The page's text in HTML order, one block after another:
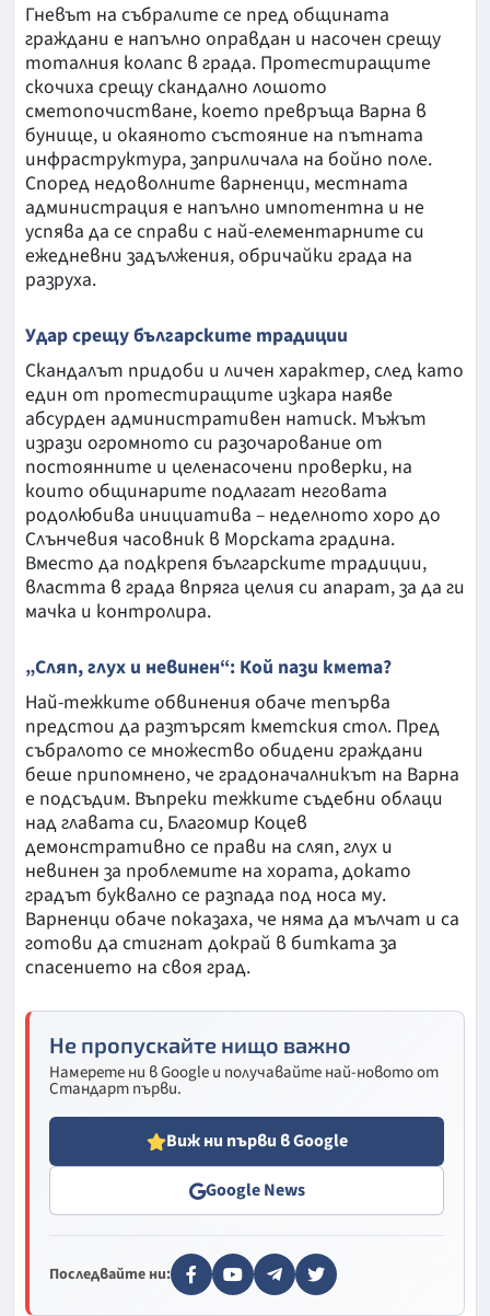
Гневът на събралите се пред общината
граждани е напълно оправдан и насочен срещу
тоталния колапс в града. Протестиращите
скочиха срещу скандално лошото
сметопочистване, което превръща Варна в
бунище, и окаяното състояние на пътната
инфраструктура, заприличала на бойно поле.
Според недоволните варненци, местната
администрация е напълно импотентна и не
успява да се справи с най-елементарните си
ежедневни задължения, обричайки града на
разруха.
Удар срещу българските традиции
Скандалът придоби и личен характер, след като
един от протестиращите изкара наяве
абсурден административен натиск. Мъжът
изрази огромното си разочарование от
постоянните и целенасочени проверки, на
които общинарите подлагат неговата
родолюбива инициатива – неделното хоро до
Слънчевия часовник в Морската градина.
Вместо да подкрепя българските традиции,
властта в града впряга целия си апарат, за да ги
мачка и контролира.
„Сляп, глух и невинен“: Кой пази кмета?
Най-тежките обвинения обаче тепърва
предстои да разтърсят кметския стол. Пред
събралото се множество обидени граждани
беше припомнено, че градоначалникът на Варна
е подсъдим. Въпреки тежките съдебни облаци
над главата си, Благомир Коцев
демонстративно се прави на сляп, глух и
невинен за проблемите на хората, докато
градът буквално се разпада под носа му.
Варненци обаче показаха, че няма да мълчат и са
готови да стигнат докрай в битката за
спасението на своя град.
Не пропускайте нищо важно
Намерете ни в Google и получавайте най-новото от
Стандарт първи.
Виж ни първи в Google
Google News
Последвайте ни: